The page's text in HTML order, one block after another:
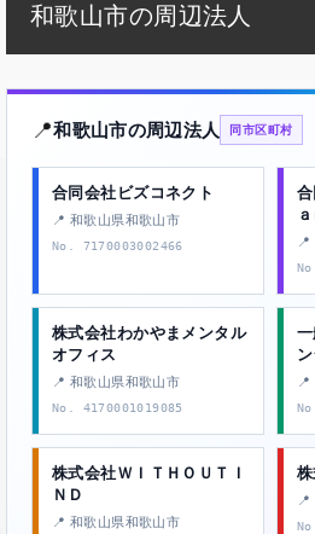
和歌山市の周辺法人
📍和歌山市の周辺法人 同市区町村
合同会社ビズコネクト
📍 和歌山県和歌山市
No. 7170003002466
株式会社わかやまメンタル
オフィス
📍 和歌山県和歌山市
No. 4170001019085
株式会社ＷＩＴＨＯＵＴＩ
ＮＤ
📍 和歌山県和歌山市